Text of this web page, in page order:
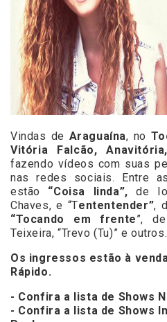
Vindas de Araguaína, no
Vitória Falcão, Anavitória,
fazendo vídeos com suas
nas redes sociais. Entre
estão “Coisa linda”,de
Chaves, e “Tententender”,
“Tocando em frente”,
Teixeira, “Trevo (Tu)” e outros.
Os ingressos estão à
Rápido.
- Confira a lista de Shows
- Confira a lista de Shows